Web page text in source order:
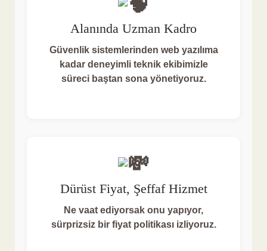
Alanında Uzman Kadro
Güvenlik sistemlerinden web yazılıma
kadar deneyimli teknik ekibimizle
süreci baştan sona yönetiyoruz.
Dürüst Fiyat, Şeffaf Hizmet
Ne vaat ediyorsak onu yapıyor,
sürprizsiz bir fiyat politikası izliyoruz.